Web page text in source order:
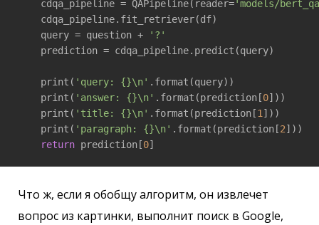
    cdqa_pipeline = QAPipeline(reader=
'models/
    cdqa_pipeline.fit_retriever(df)
    query = question +
'?'
    prediction = cdqa_pipeline.predict(query)
    print(
'query: {}\n' .format(query))
    print(
'answer: {}\n' .format(prediction[0]))
    print(
'title: {}\n' .format(prediction[1]))
    print(
'paragraph: {}\n' .format(prediction[2]))
return prediction[0
Что ж, если я обобщу алгоритм, он извлечет
вопрос из картинки, выполнит поиск в Google,